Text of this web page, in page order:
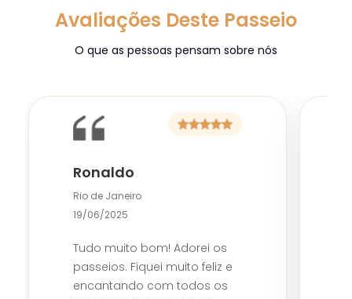
Avaliações Deste Passeio
O que as pessoas pensam sobre nós
Ronaldo
Rio de Janeiro
19/06/2025
Tudo muito bom! Adorei os
passeios. Fiquei muito feliz e
encantando com todos os